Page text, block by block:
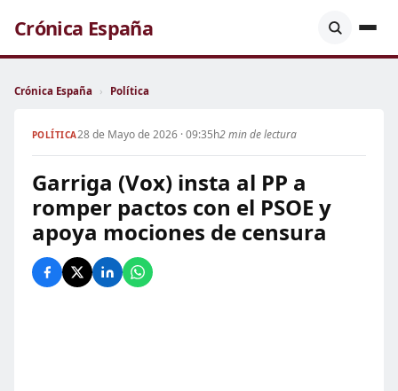
Crónica España
Crónica España › Política
POLÍTICA28 de Mayo de 2026 · 09:35h2 min de lectura
Garriga (Vox) insta al PP a
romper pactos con el PSOE y
apoya mociones de censura